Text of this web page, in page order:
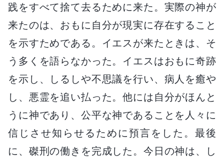
践をすべて捨て去るために来た。実際の神が
来たのは、おもに自分が現実に存在すること
を示すためである。イエスが来たときは、そ
う多くを語らなかった。イエスはおもに奇跡
を示し、しるしや不思議を行い、病人を癒や
し、悪霊を追い払った。他には自分がほんと
うに神であり、公平な神であることを人々に
信じさせ知らせるために預言をした。最後
に、磔刑の働きを完成した。今日の神は、し